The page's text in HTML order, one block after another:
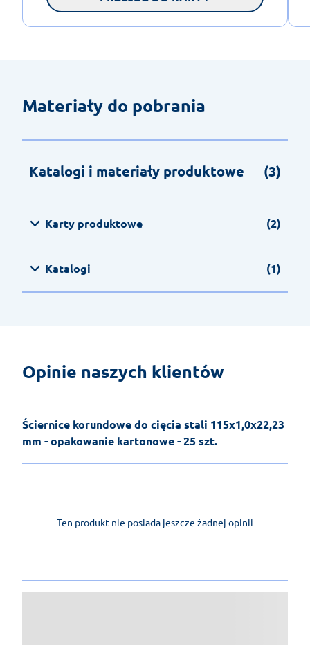
Materiały do pobrania
Katalogi i materiały produktowe (3)
Karty produktowe (2)
Katalogi (1)
Opinie naszych klientów
Ściernice korundowe do cięcia stali 115x1,0x22,23
mm - opakowanie kartonowe - 25 szt.
Ten produkt nie posiada jeszcze żadnej opinii